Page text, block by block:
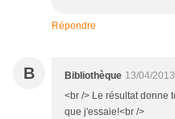
Répondre
B Bibliothèque 13/04/
<br /> Le résultat donne
que j'essaie!<br />